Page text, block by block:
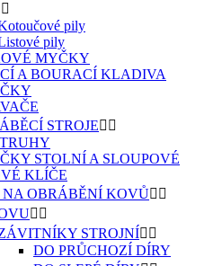

pily
pily
MYČKY
A BOURACÍ KLADIVA
STROJE 
STOLNÍ A SLOUPOVÉ
KLÍČE
NA OBRÁBĚNÍ KOVŮ 
 
STROJNÍ 
DO PRŮCHOZÍ DÍRY